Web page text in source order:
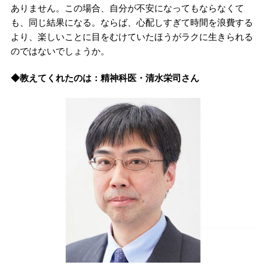
ありません。この場合、自分が不安になってもならなくて
も、同じ結果になる。ならば、心配しすぎて時間を浪費する
より、楽しいことに目をむけていたほうがラクに生きられる
のではないでしょうか。
◆教えてくれたのは：精神科医・清水栄司さん